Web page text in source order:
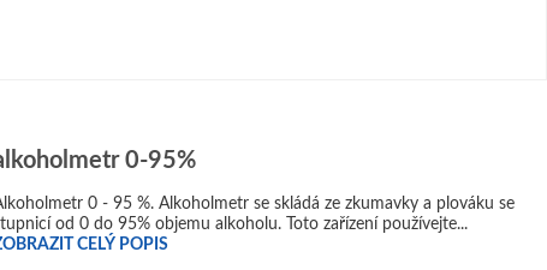
0-95%
0 - 95 %. Alkoholmetr se skládá ze zkumavky a plováku se
stupnicí od 0 do 95% objemu alkoholu. Toto zařízení používejte...
CELÝ POPIS